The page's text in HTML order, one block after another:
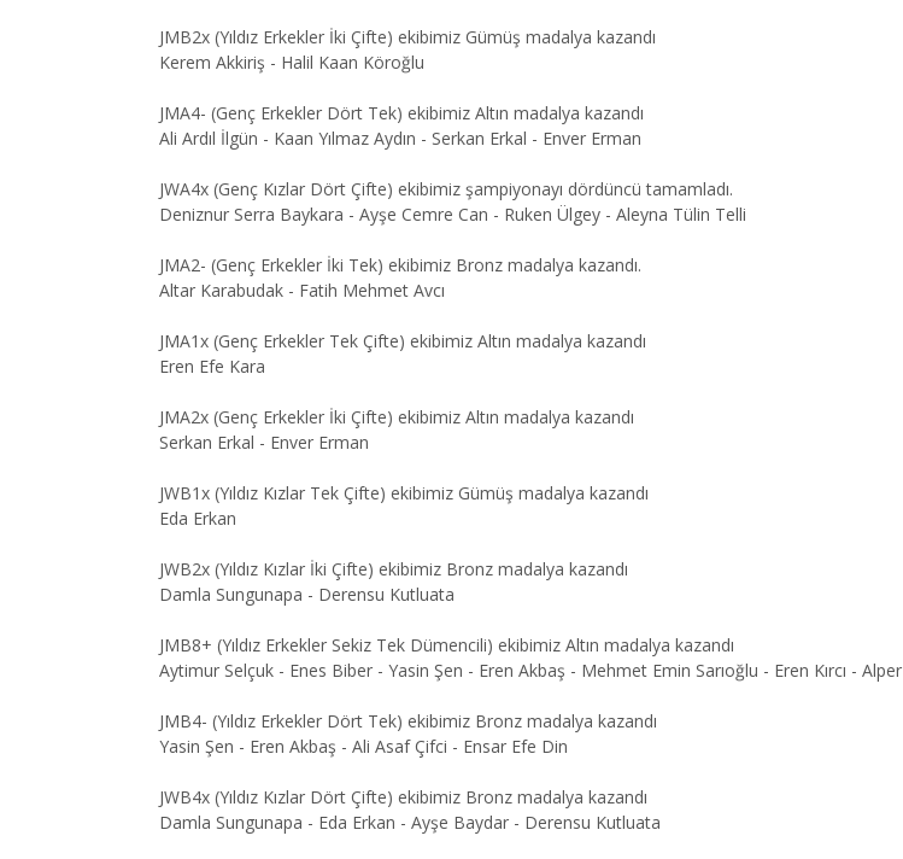
JMB2x (Yıldız Erkekler İki Çifte) ekibimiz Gümüş madalya kazandı
Kerem Akkiriş - Halil Kaan Köroğlu
JMA4- (Genç Erkekler Dört Tek) ekibimiz Altın madalya kazandı
Ali Ardıl İlgün - Kaan Yılmaz Aydın - Serkan Erkal - Enver Erman
JWA4x (Genç Kızlar Dört Çifte) ekibimiz şampiyonayı dördüncü tamamladı.
Deniznur Serra Baykara - Ayşe Cemre Can - Ruken Ülgey - Aleyna Tülin Telli
JMA2- (Genç Erkekler İki Tek) ekibimiz Bronz madalya kazandı.
Altar Karabudak - Fatih Mehmet Avcı
JMA1x (Genç Erkekler Tek Çifte) ekibimiz Altın madalya kazandı
Eren Efe Kara
JMA2x (Genç Erkekler İki Çifte) ekibimiz Altın madalya kazandı
Serkan Erkal - Enver Erman
JWB1x (Yıldız Kızlar Tek Çifte) ekibimiz Gümüş madalya kazandı
Eda Erkan
JWB2x (Yıldız Kızlar İki Çifte) ekibimiz Bronz madalya kazandı
Damla Sungunapa - Derensu Kutluata
JMB8+ (Yıldız Erkekler Sekiz Tek Dümencili) ekibimiz Altın madalya kazandı
Aytimur Selçuk - Enes Biber - Yasin Şen - Eren Akbaş - Mehmet Emin Sarıoğlu - Eren Kırcı -
JMB4- (Yıldız Erkekler Dört Tek) ekibimiz Bronz madalya kazandı
Yasin Şen - Eren Akbaş - Ali Asaf Çifci - Ensar Efe Din
JWB4x (Yıldız Kızlar Dört Çifte) ekibimiz Bronz madalya kazandı
Damla Sungunapa - Eda Erkan - Ayşe Baydar - Derensu Kutluata